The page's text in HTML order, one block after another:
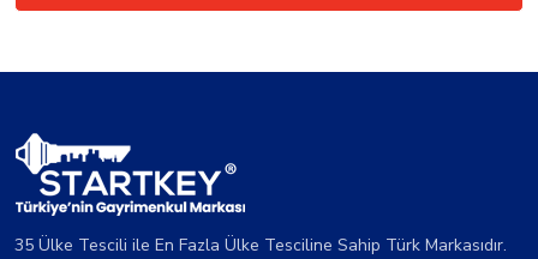
35 Ülke Tescili ile En Fazla Ülke Tesciline Sahip Türk Markasıdır.